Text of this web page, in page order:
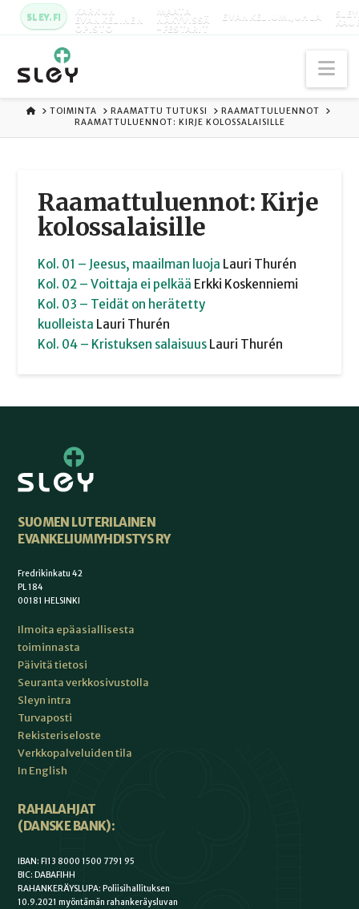
SLEY.FI KARKUN
EVANKELINEN
OPISTO
MAATA
NÄKYVISSÄ
-FESTARIT
EVANKELIUMIJUHLA
ETUSIVU
TOIMINTA RAAMATTU TUTUKSI
RAAMATTULUENNOT
RAAMATTULUENNOT: KIRJE KOLOSSALAISILLE
Raamattuluennot: Kirje
kolossalaisille
Kol. 01 – Jeesus, maailman luoja Lauri Thurén
Kol. 02 – Voittaja ei pelkää Erkki Koskenniemi
Kol. 03 – Teidät on herätetty
kuolleista Lauri Thurén
Kol. 04 – Kristuksen salaisuus Lauri Thurén
SUOMEN LUTERILAINEN
EVANKELIUMIYHDISTYS RY
Fredrikinkatu 42
PL 184
00181 HELSINKI
Ilmoita epäasiallisesta
toiminnasta
Päivitä tietosi
Seuranta verkkosivustolla
Sleyn intra
Turvaposti
Rekisteriseloste
Verkkopalveluiden tila
In English
RAHALAHJAT
(DANSKE BANK):
IBAN: FI13 8000 1500 7791 95
BIC: DABAFIHH
RAHANKERÄYSLUPA: Poliisihallituksen
10.9.2021 myöntämän rahankeräysluvan